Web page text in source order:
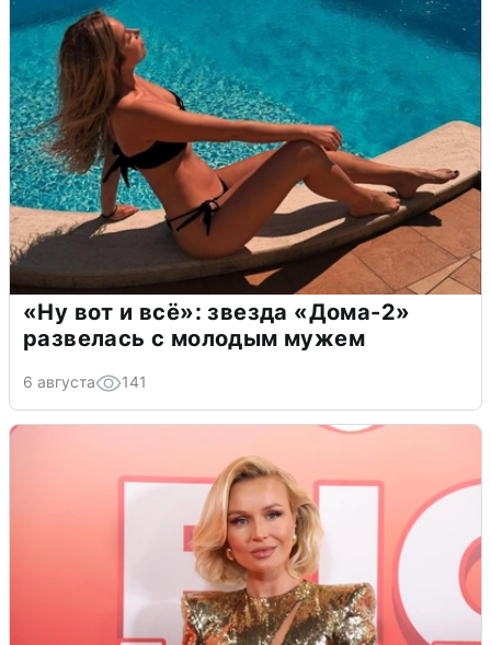
«Ну вот и всё»: звезда «Дома-2»
развелась с молодым мужем
6 августа 141